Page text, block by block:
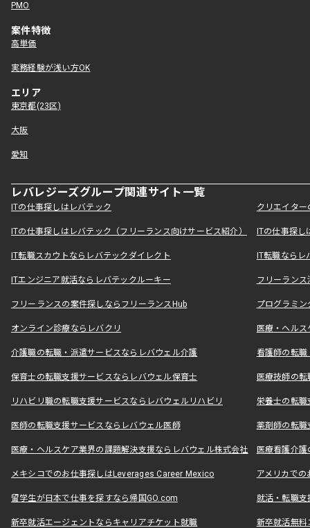
PMO
案件特徴
高単価
実務経験が浅い方OK
エリア
東京都(23区)
大阪
愛知
レバレジーズグループ関連サイト一覧
ITの仕事探しはレバテック クリエイタ
ITの仕事探しはレバテック（フリーランス向けサービス紹介） ITの仕事探
IT転職スカウトならレバテックダイレクト IT転職なら
ITエンジニア就活ならレバテックルーキー フリーラン
フリーランスの案件探しならフリーランスHub プログラミ
オンライン診療ならレバクリ 医療・ヘル
介護職の転職・派遣サービスならレバウェル介護 看護師の転
保育士の転職支援サービスならレバウェル保育士 医療技師の
リハビリ職の転職支援サービスならレバウェルリハビリ 栄養士の転
医師の転職支援サービスならレバウェル医師 薬剤師の転
医療・ヘルスケア業界の課題解決支援ならレバウェル株式会社 医療看護介
メキシコでのお仕事探しはLeverages Career Mexico アメリカで
留学生が日本で仕事を探すなら帰国GO.com 就活・転職
新卒就活エージェントならキャリアチケット就職 新卒就活無料